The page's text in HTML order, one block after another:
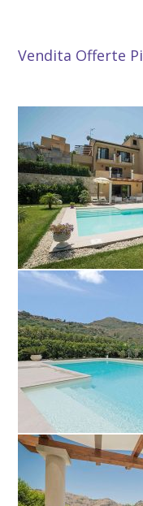
Vendita Offerte